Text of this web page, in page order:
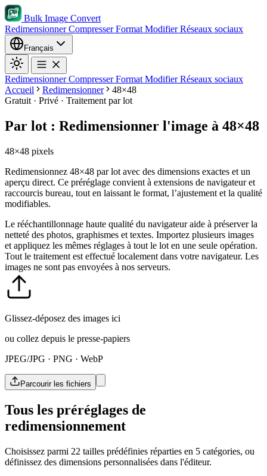
Bulk Image Convert
RedimensionnerCompresserFormat ModifierRéseaux sociaux
Français
RedimensionnerCompresserFormat ModifierRéseaux sociaux
Accueil
Redimensionner
48×48
Gratuit · Privé · Traitement par lot
Par lot : Redimensionner l'image à 48×48
48×48 pixels
Redimensionnez 48×48 par lot avec des dimensions exactes et un
aperçu direct. Ce préréglage convient à extensions de navigateur et
raccourcis bureau, tout en laissant le format, l’ajustement et la qualité
modifiables.
Le rééchantillonnage haute qualité du navigateur aide à préserver la
netteté des photos, graphismes et textes. Importez plusieurs images
et appliquez les mêmes réglages à tout le lot en une seule opération.
Tout le traitement est effectué localement dans votre navigateur. Les
images ne sont pas envoyées à nos serveurs.
Glissez-déposez des images ici
ou collez depuis le presse-papiers
JPEG/JPG · PNG · WebP
Parcourir les fichiers
Tous les préréglages de
redimensionnement
Choisissez parmi 22 tailles prédéfinies réparties en 5 catégories, ou
définissez des dimensions personnalisées dans l'éditeur.